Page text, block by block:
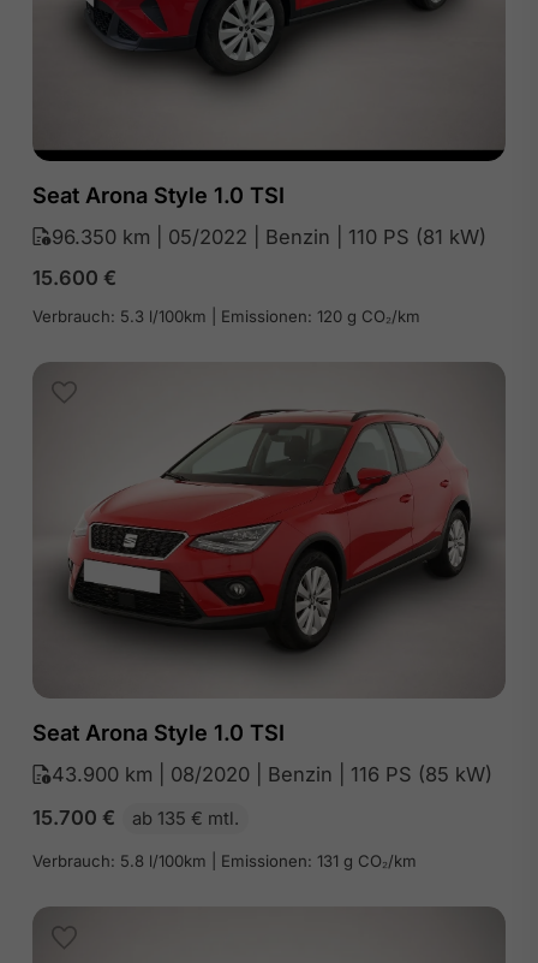
Seat Arona Style 1.0 TSI
96.350 km | 05/2022 | Benzin | 110 PS (81 kW)
15.600 €
Verbrauch: 5.3 l/100km | Emissionen: 120 g CO₂/km
Seat Arona Style 1.0 TSI
43.900 km | 08/2020 | Benzin | 116 PS (85 kW)
15.700 € ab 135 € mtl.
Verbrauch: 5.8 l/100km | Emissionen: 131 g CO₂/km